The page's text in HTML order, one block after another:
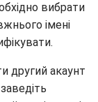
вибрати
імені
другий акаунт